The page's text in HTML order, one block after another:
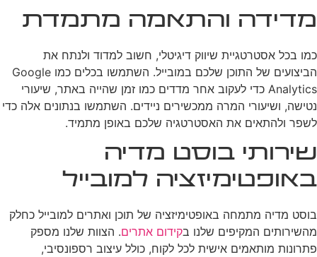
מדידה והתאמה מתמדת
כמו בכל אסטרטגיית שיווק דיגיטלי, חשוב למדוד ולנתח את
הביצועים של התוכן שלכם במובייל. השתמשו בכלים כמו Google
Analytics כדי לעקוב אחר מדדים כמו זמן שהייה באתר, שיעורי
נטישה, ושיעורי המרה ממכשירים ניידים. השתמשו בנתונים אלה כדי
לשפר ולהתאים את האסטרטגיה שלכם באופן מתמיד.
שירותי בוסט מדיה
באופטימיזציה למובייל
בוסט מדיה מתמחה באופטימיזציה של תוכן ואתרים למובייל כחלק
מהשירותים המקיפים שלנו בקידום אתרים. הצוות שלנו מספק
פתרונות מותאמים אישית לכל לקוח, כולל עיצוב רספונסיבי,